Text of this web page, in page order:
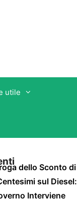
utile
dello Sconto di
sul Diesel:
Interviene